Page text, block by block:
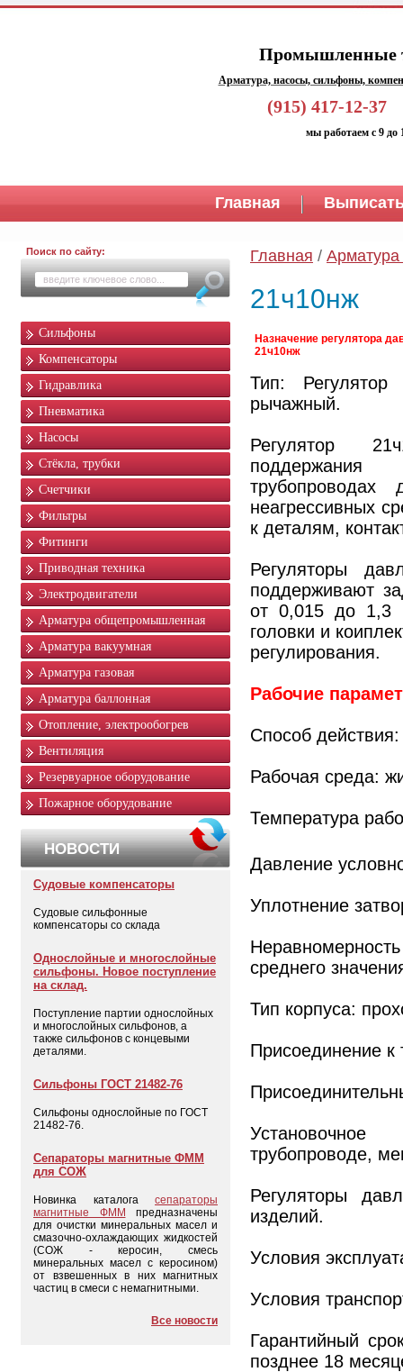
Промышленные
Арматура, насосы, сильфоны,
(915) 417-
мы работаем с 9 до
Главная
Поиск по сайту:
Сильфоны
Компенсаторы
Гидравлика
Пневматика
Насосы
Стёкла, трубки
Счетчики
Фильтры
Фитинги
Приводная техника
Электродвигатели
Арматура общепромышленная
Арматура вакуумная
Арматура газовая
Арматура баллонная
Отопление, электрообогрев
Вентиляция
Резервуарное оборудование
Пожарное оборудование
НОВОСТИ
Судовые компенсаторы
Судовые сильфонные
компенсаторы со склада
Однослойные и многослойные
сильфоны. Новое поступление
на склад.
Поступление партии однослойных
и многослойных сильфонов, а
также сильфонов с концевыми
деталями.
Сильфоны ГОСТ 21482-76
Сильфоны однослойные по ГОСТ
21482-76.
Сепараторы магнитные ФММ
для СОЖ
Новинка каталога
сепараторы
магнитные ФММ
предназначены
для очистки минеральных масел и
смазочно-охлаждающих жидкостей
(СОЖ - керосин, смесь
минеральных масел с керосином)
от взвешенных в них магнитных
частиц в смеси с немагнитными.
Все новости
Главная /
21ч10нж
Назначение регулятора
21ч10нж
Тип: Регулятор
рычажный.
Регулятор
неагрессивных
к деталям,
Регуляторы
поддерживают
от 0,015 до
головки и
регулирования.
Рабочие
Способ
Рабочая среда:
Температура
Давление
Уплотнение
среднего
Тип корпуса:
Присоединение
трубопроводе,
Регуляторы
изделий.
Условия
Условия
Гарантийный
позднее 18